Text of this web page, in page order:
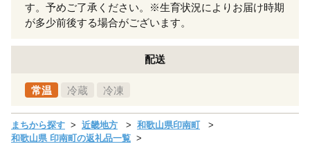
す。予めご了承ください。※生育状況によりお届け時期
が多少前後する場合がございます。
配送
常温 冷蔵 冷凍
まちから探す 近畿地方
和歌山県印南町
和歌山県 印南町の返礼品一覧